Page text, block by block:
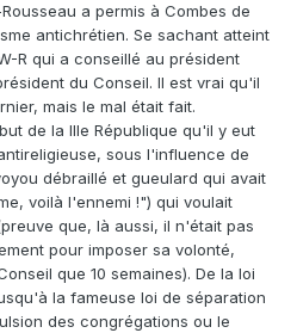
a permis à Combes de
antichrétien. Se sachant atteint
R qui a conseillé au président
du Conseil. Il est vrai qu'il
mais le mal était fait.
de la IIIe République qu'il y eut
sous l'influence de
débraillé et gueulard qui avait
voilà l'ennemi !") qui voulait
que, là aussi, il n'était pas
pour imposer sa volonté,
que 10 semaines). De la loi
la fameuse loi de séparation
des congrégations ou le